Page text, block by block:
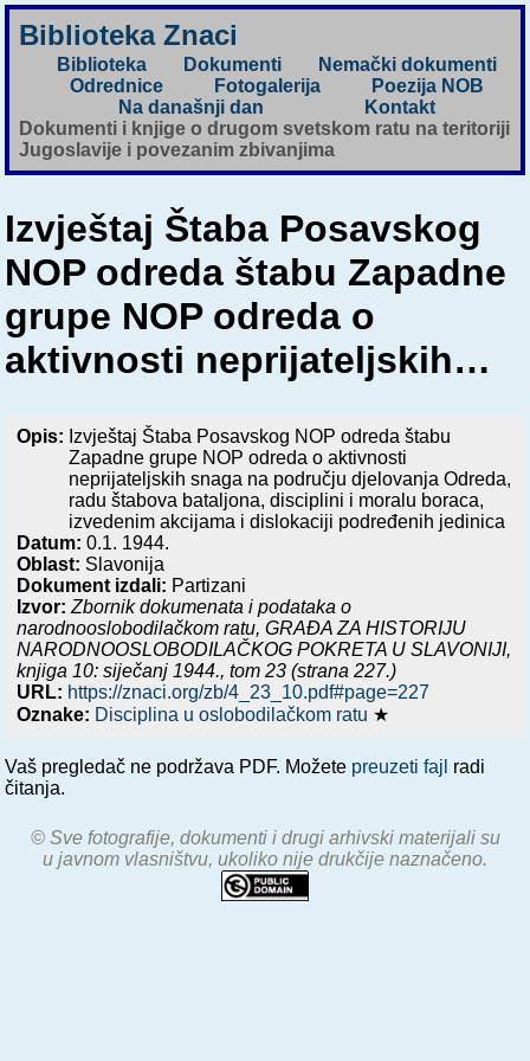
Biblioteka Znaci
Biblioteka Dokumenti
Nemački dokumenti
Odrednice
Fotogalerija
Poezija NOB
Na današnji dan
Kontakt
Dokumenti i knjige o drugom svetskom ratu na teritoriji
Jugoslavije i povezanim zbivanjima
Izvještaj Štaba Posavskog
NOP odreda štabu Zapadne
grupe NOP odreda o
aktivnosti neprijateljskih…
Opis: Izvještaj Štaba Posavskog NOP odreda štabu
Zapadne grupe NOP odreda o aktivnosti
neprijateljskih snaga na području djelovanja Odreda,
radu štabova bataljona, disciplini i moralu boraca,
izvedenim akcijama i dislokaciji podređenih jedinica
Datum:0.1. 1944.
Oblast: Slavonija
Dokument izdali: Partizani
Izvor: Zbornik dokumenata i podataka o
narodnooslobodilačkom ratu,GRAĐA ZA HISTORIJU
NARODNOOSLOBODILAČKOG POKRETA U SLAVONIJI,
knjiga 10: siječanj 1944., tom 23 (strana 227.)
URL: https://znaci.org/zb/4_23_10.pdf#page=227
Oznake: Disciplina u oslobodilačkom ratu ★
Vaš pregledač ne podržava PDF. Možete preuzeti fajl radi
čitanja.
© Sve fotografije, dokumenti i drugi arhivski materijali su
u javnom vlasništvu, ukoliko nije drukčije naznačeno.